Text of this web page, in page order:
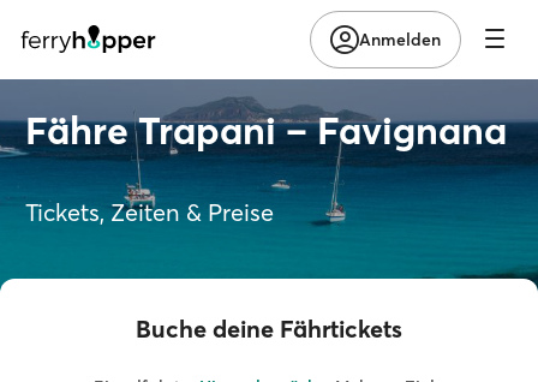
Anmelden
Fähre Trapani – Favignana
Tickets, Zeiten & Preise
Buche deine Fährtickets